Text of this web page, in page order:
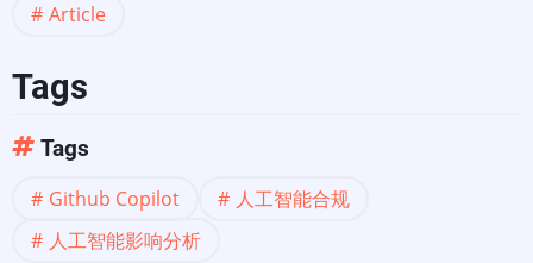
Article
Tags
Tags
Github Copilot
人工智能合规
人工智能影响分析